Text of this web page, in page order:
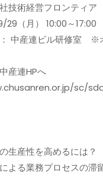
技術経営フロンティ
29（月） 10:00～17:00
中産連ビル研修室 ※
産連HPへ
sc/
生産性を高めるには？
よる業務プロセスの滞